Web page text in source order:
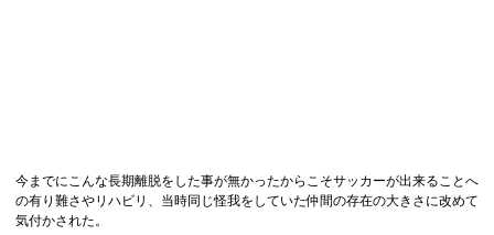
今までにこんな長期離脱をした事が無かったからこそサッカーが出来ることへ
の有り難さやリハビリ、当時同じ怪我をしていた仲間の存在の大きさに改めて
気付かされた。